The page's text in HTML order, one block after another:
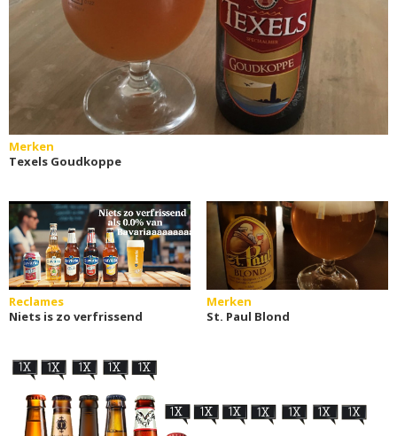
Merken
Texels Goudkoppe
Reclames
Niets is zo verfrissend
Merken
St. Paul Blond